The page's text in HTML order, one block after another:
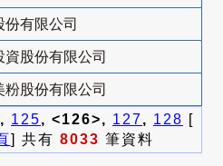
份有限公司
資股份有限公司
粉股份有限公司
, 125, <126>, 127, 128 [
] 共有 8033 筆資料